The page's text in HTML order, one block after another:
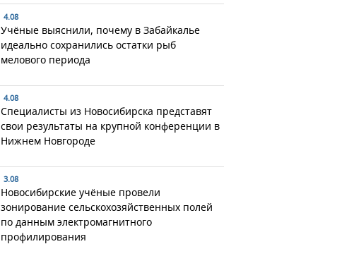
4.08
Учёные выяснили, почему в Забайкалье
идеально сохранились остатки рыб
мелового периода
4.08
Специалисты из Новосибирска представят
свои результаты на крупной конференции в
Нижнем Новгороде
3.08
Новосибирские учёные провели
зонирование сельскохозяйственных полей
по данным электромагнитного
профилирования